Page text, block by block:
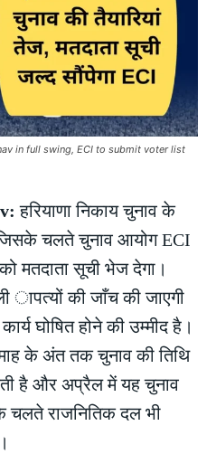
in full swing, ECI to submit voter list
हरियाणा निकाय चुनाव के
जिसके चलते चुनाव आयोग ECI
मतदाता सूची भेज देगा।
ापत्यों की जाँच की जाएगी
घोषित होने की उम्मीद है।
के अंत तक चुनाव की तिथि
है और अप्रैल में यह चुनाव
राजनितिक दल भी